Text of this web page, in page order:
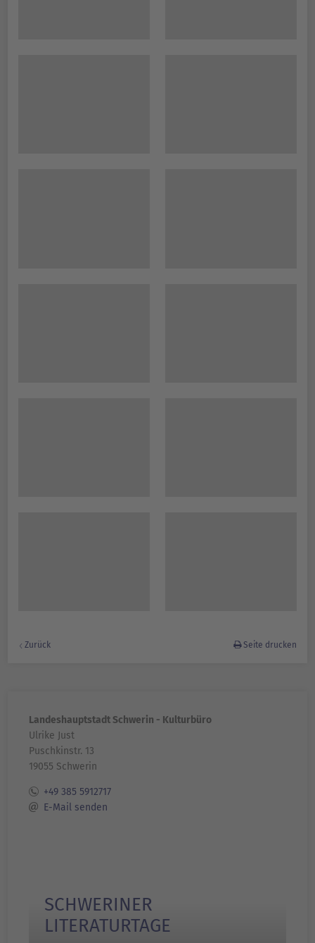
Zurück Seite drucken
Landeshauptstadt Schwerin - Kulturbüro
Ulrike Just
Puschkinstr. 13
19055 Schwerin
+49 385 5912717
E-Mail senden
SCHWERINER
LITERATURTAGE